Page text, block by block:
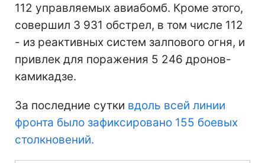
112 управляемых авиабомб. Кроме этого,
совершил 3 931 обстрел, в том числе 112
- из реактивных систем залпового огня, и
привлек для поражения 5 246 дронов-
камикадзе.
За последние сутки вдоль всей линии
фронта было зафиксировано 155 боевых
столкновений.